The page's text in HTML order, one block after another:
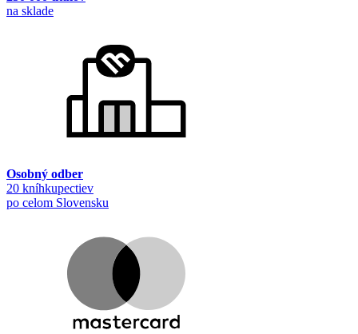
na sklade
Osobný odber
20 kníhkupectiev
po celom Slovensku